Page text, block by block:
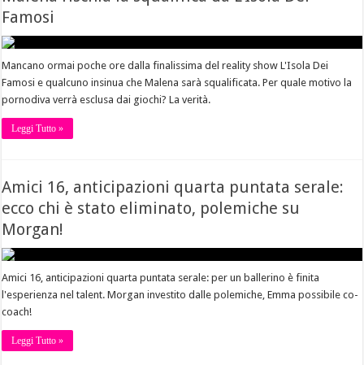
Famosi
Mancano ormai poche ore dalla finalissima del reality show L'Isola Dei
Famosi e qualcuno insinua che Malena sarà squalificata. Per quale motivo la
pornodiva verrà esclusa dai giochi? La verità.
Leggi Tutto »
Amici 16, anticipazioni quarta puntata serale:
ecco chi è stato eliminato, polemiche su
Morgan!
Amici 16, anticipazioni quarta puntata serale: per un ballerino è finita
l'esperienza nel talent. Morgan investito dalle polemiche, Emma possibile co-
coach!
Leggi Tutto »